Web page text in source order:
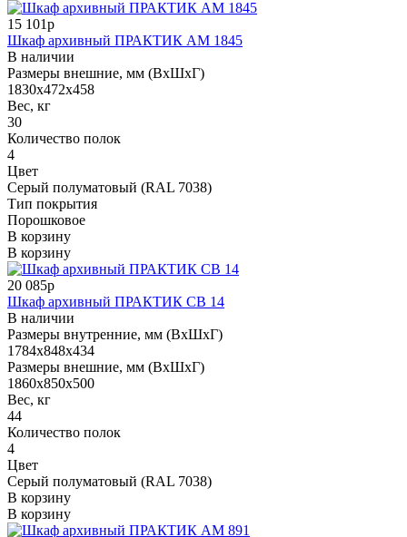
15 101р
Шкаф архивный ПРАКТИК AM 1845
В наличии
Размеры внешние, мм (ВхШхГ)
1830x472x458
Вес, кг
30
Количество полок
4
Цвет
Серый полуматовый (RAL 7038)
Тип покрытия
Порошковое
В корзину
В корзину
20 085р
Шкаф архивный ПРАКТИК СВ 14
В наличии
Размеры внутренние, мм (ВхШхГ)
1784x848x434
Размеры внешние, мм (ВхШхГ)
1860x850x500
Вес, кг
44
Количество полок
4
Цвет
Серый полуматовый (RAL 7038)
В корзину
В корзину